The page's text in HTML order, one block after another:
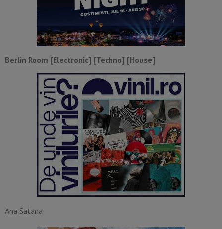
Berlin Room [Electronic] [Techno] [House]
Ana Satana